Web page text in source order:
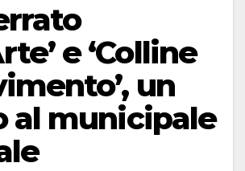
e ‘Colline
un
al municipale